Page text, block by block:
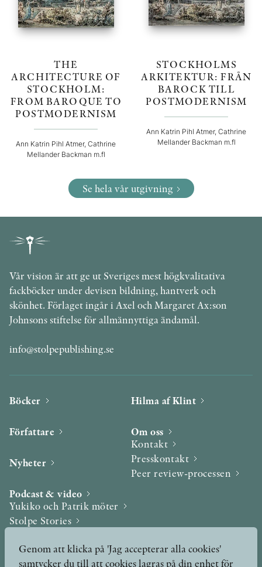
THE
ARCHITECTURE OF
STOCKHOLM:
FROM BAROQUE TO
POSTMODERNISM
Ann Katrin Pihl Atmer, Cathrine
Mellander Backman m.fl
STOCKHOLMS
ARKITEKTUR: FRÅN
BAROCK TILL
POSTMODERNISM
Ann Katrin Pihl Atmer, Cathrine
Mellander Backman m.fl
Se hela vår utgivning
Vår vision är att ge ut Sveriges mest högkvalitativa
fackböcker under devisen bildning, hantverk och
skönhet. Förlaget ingår i Axel och Margaret Ax:son
Johnsons stiftelse för allmännyttiga ändamål.
info@stolpepublishing.se
Böcker
Författare
Nyheter
Podcast & video
Yukiko och Patrik möter
Stolpe Stories
Hilma af Klint
Om oss
Kontakt
Presskontakt
Peer review-processen
Genom att klicka på 'Jag accepterar alla cookies'
samtycker du till att cookies lagras på din enhet för